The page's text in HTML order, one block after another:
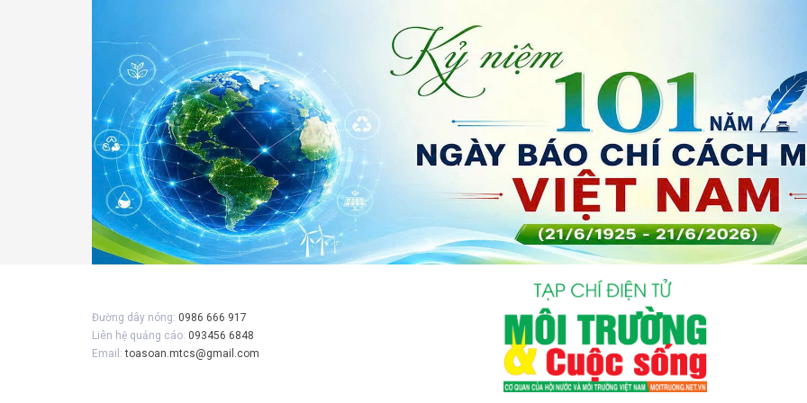
Đường dây nóng: 0986 666 917
Liên hệ quảng cáo: 093456 6848
Email:toasoan.mtcs@gmail.com
Gửi bình luận